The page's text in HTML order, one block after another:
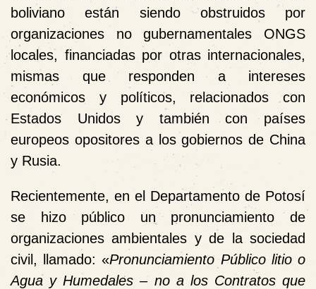
boliviano están siendo obstruidos por
organizaciones no gubernamentales ONGS
locales, financiadas por otras internacionales,
mismas que responden a intereses
económicos y políticos, relacionados con
Estados Unidos y también con países
europeos opositores a los gobiernos de China
y Rusia.
Recientemente, en el Departamento de Potosí
se hizo público un pronunciamiento de
organizaciones ambientales y de la sociedad
civil, llamado: «Pronunciamiento Público litio o
Agua y Humedales – no a los Contratos que